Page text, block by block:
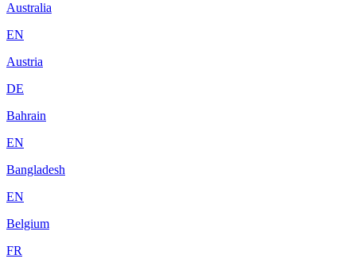
Australia
EN
Austria
DE
Bahrain
EN
Bangladesh
EN
Belgium
FR